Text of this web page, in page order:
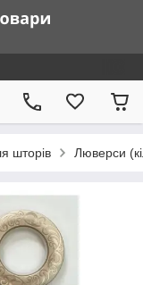
шторів Люверси